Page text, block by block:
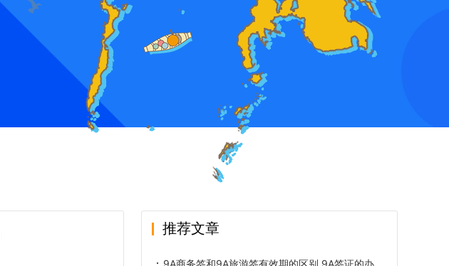
推荐文章
9A商务签和9A旅游签有效期的区别 9A签证的办理材料